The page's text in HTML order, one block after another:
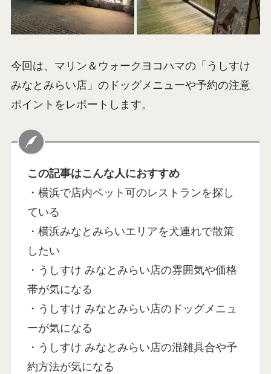
今回は、マリン＆ウォークヨコハマの「うしすけ
みなとみらい店」のドッグメニューや予約の注意
ポイントをレポートします。
この記事はこんな人におすすめ
・横浜で店内ペット可のレストランを探し
ている
・横浜みなとみらいエリアを犬連れで散策
したい
・うしすけ みなとみらい店の雰囲気や価格
帯が気になる
・うしすけ みなとみらい店のドッグメニュ
ーが気になる
・うしすけ みなとみらい店の混雑具合や予
約方法が気になる